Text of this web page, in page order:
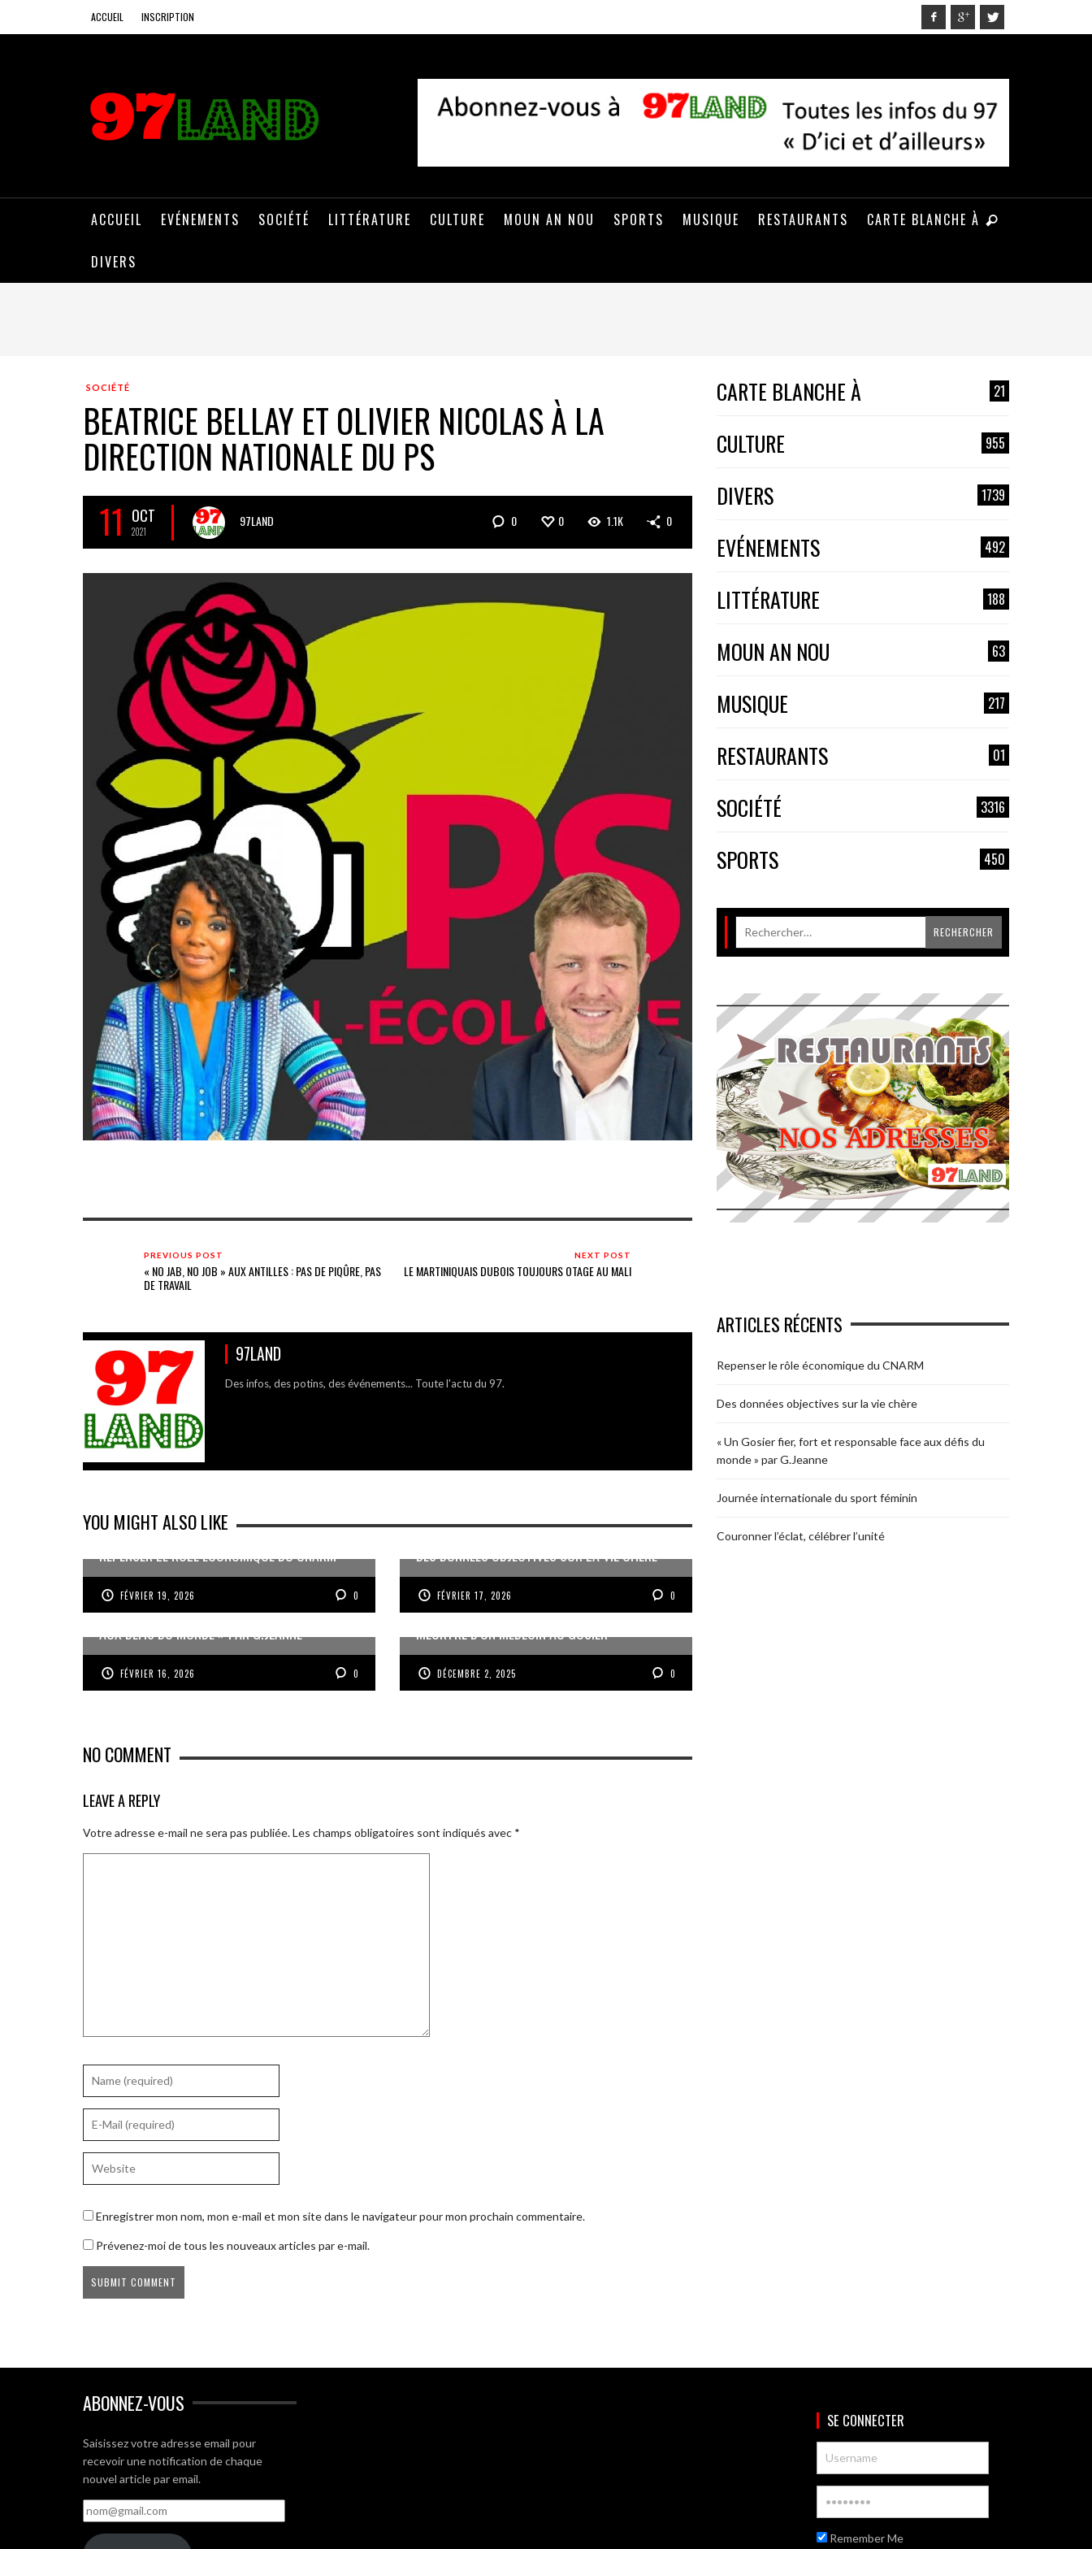
ACCUEIL INSCRIPTION
ACCUEIL EVÉNEMENTS SOCIÉTÉ LITTÉRATURE CULTURE MOUN AN NOU SPORTS MUSIQUE RESTAURANTS CARTE BLANCHE À
DIVERS
SOCIÉTÉ
BEATRICE BELLAY ET OLIVIER NICOLAS À LA
DIRECTION NATIONALE DU PS
11 OCT
2021
97LAND 0 0 1.1K 0
PREVIOUS POST
« NO JAB, NO JOB » AUX ANTILLES : PAS DE PIQÛRE, PAS
DE TRAVAIL
NEXT POST
LE MARTINIQUAIS DUBOIS TOUJOURS OTAGE AU MALI
97LAND
Des infos, des potins, des événements... Toute l'actu du 97.
YOU MIGHT ALSO LIKE
REPENSER LE RÔLE ÉCONOMIQUE DU CNARM
FÉVRIER 19, 2026 0
DES DONNÉES OBJECTIVES SUR LA VIE CHÈRE
FÉVRIER 17, 2026 0
« UN GOSIER FIER, FORT ET RESPONSABLE FACE
AUX DÉFIS DU MONDE » PAR G.JEANNE
FÉVRIER 16, 2026 0
MEURTRE D’UN MÉDECIN AU GOSIER
DÉCEMBRE 2, 2025 0
NO COMMENT
LEAVE A REPLY
Votre adresse e-mail ne sera pas publiée.Les champs obligatoires sont indiqués avec *
Enregistrer mon nom, mon e-mail et mon site dans le navigateur pour mon prochain commentaire.
Prévenez-moi de tous les nouveaux articles par e-mail.
CARTE BLANCHE À 21
CULTURE 955
DIVERS 1739
EVÉNEMENTS 492
LITTÉRATURE 188
MOUN AN NOU 63
MUSIQUE 217
RESTAURANTS 01
SOCIÉTÉ 3316
SPORTS 450
ARTICLES RÉCENTS
Repenser le rôle économique du CNARM
Des données objectives sur la vie chère
« Un Gosier fier, fort et responsable face aux défis du
monde » par G.Jeanne
Journée internationale du sport féminin
Couronner l’éclat, célébrer l’unité
ABONNEZ-VOUS
Saisissez votre adresse email pour
recevoir une notification de chaque
nouvel article par email.
nom@gmail.com
SE CONNECTER
Remember Me